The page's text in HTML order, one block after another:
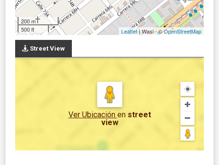
200 m
500 ft
Leaflet| Wasi - ©OpenStreetMap
Street View
Ver Ubicación en street
view